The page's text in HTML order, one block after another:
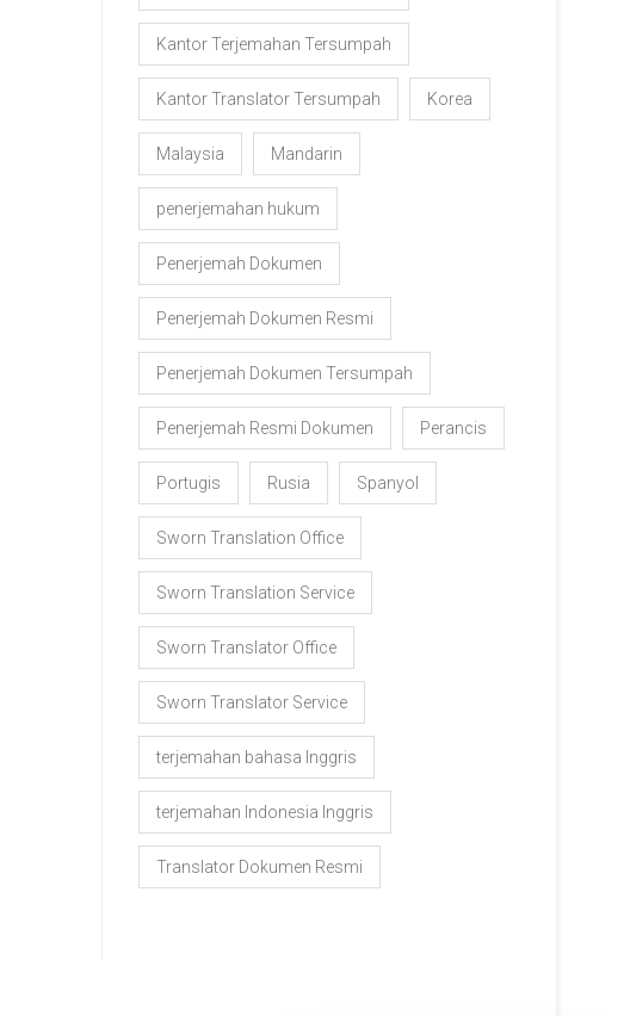
Kantor Terjemahan Tersumpah
Kantor Translator Tersumpah Korea
Malaysia Mandarin
penerjemahan hukum
Penerjemah Dokumen
Penerjemah Dokumen Resmi
Penerjemah Dokumen Tersumpah
Penerjemah Resmi Dokumen Perancis
Portugis Rusia Spanyol
Sworn Translation Office
Sworn Translation Service
Sworn Translator Office
Sworn Translator Service
terjemahan bahasa Inggris
terjemahan Indonesia Inggris
Translator Dokumen Resmi